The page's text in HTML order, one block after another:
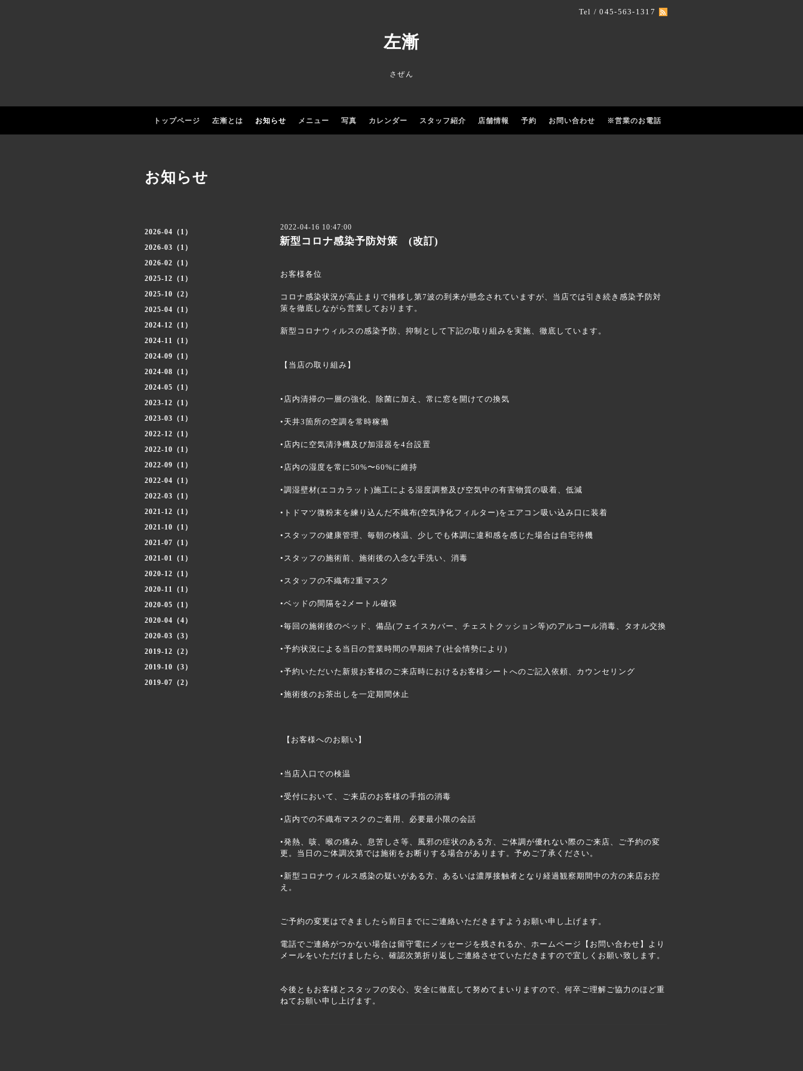
Tel / 045-563-1317
左漸
さぜん
トップページ 左漸とは お知らせ メニュー 写真 カレンダー スタッフ紹介 店舗情報 予約 お問い合わせ ※営業のお電話
2026-04（1）
2026-03（1）
2026-02（1）
2025-12（1）
2025-10（2）
2025-04（1）
2024-12（1）
2024-11（1）
2024-09（1）
2024-08（1）
2024-05（1）
2023-12（1）
2023-03（1）
2022-12（1）
2022-10（1）
2022-09（1）
2022-04（1）
2022-03（1）
2021-12（1）
2021-10（1）
2021-07（1）
2021-01（1）
2020-12（1）
2020-11（1）
2020-05（1）
2020-04（4）
2020-03（3）
2019-12（2）
2019-10（3）
2019-07（2）
お知らせ
2022-04-16 10:47:00
新型コロナ感染予防対策 (改訂)
お客様各位
コロナ感染状況が高止まりで推移し第7波の到来が懸念されていますが、当店では引き続き感染予防対
策を徹底しながら営業しております。
新型コロナウィルスの感染予防、抑制として下記の取り組みを実施、徹底しています。
【当店の取り組み】
•店内清掃の一層の強化、除菌に加え、常に窓を開けての換気
•天井3箇所の空調を常時稼働
•店内に空気清浄機及び加湿器を4台設置
•店内の湿度を常に50%〜60%に維持
•調湿壁材(エコカラット)施工による湿度調整及び空気中の有害物質の吸着、低減
•トドマツ微粉末を練り込んだ不織布(空気浄化フィルター)をエアコン吸い込み口に装着
•スタッフの健康管理、毎朝の検温、少しでも体調に違和感を感じた場合は自宅待機
•スタッフの施術前、施術後の入念な手洗い、消毒
•スタッフの不織布2重マスク
•ベッドの間隔を2メートル確保
•毎回の施術後のベッド、備品(フェイスカバー、チェストクッション等)のアルコール消毒、タオル交換
•予約状況による当日の営業時間の早期終了(社会情勢により)
•予約いただいた新規お客様のご来店時におけるお客様シートへのご記入依頼、カウンセリング
•施術後のお茶出しを一定期間休止
【お客様へのお願い】
•当店入口での検温
•受付において、ご来店のお客様の手指の消毒
•店内での不織布マスクのご着用、必要最小限の会話
•発熱、咳、喉の痛み、息苦しさ等、風邪の症状のある方、ご体調が優れない際のご来店、ご予約の変
更。当日のご体調次第では施術をお断りする場合があります。予めご了承ください。
•新型コロナウィルス感染の疑いがある方、あるいは濃厚接触者となり経過観察期間中の方の来店お控
え。
ご予約の変更はできましたら前日までにご連絡いただきますようお願い申し上げます。
電話でご連絡がつかない場合は留守電にメッセージを残されるか、ホームページ【お問い合わせ】より
メールをいただけましたら、確認次第折り返しご連絡させていただきますので宜しくお願い致します。
今後ともお客様とスタッフの安心、安全に徹底して努めてまいりますので、何卒ご理解ご協力のほど重
ねてお願い申し上げます。